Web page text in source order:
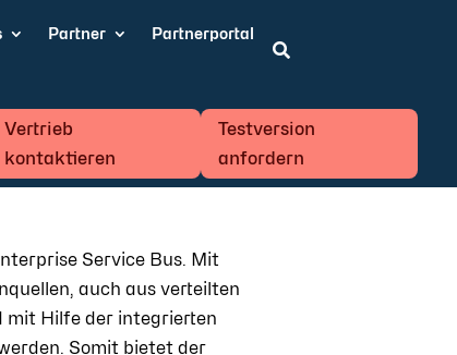
Partner
Partnerportal

Vertrieb
kontaktieren
Testversion
anfordern
Service Bus. Mit
auch aus verteilten
mit Hilfe der integrierten
Somit bietet der